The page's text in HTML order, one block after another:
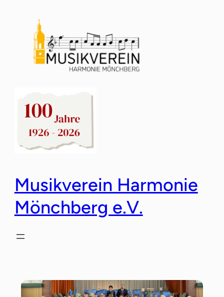
Musikverein Harmonie
Mönchberg e.V.